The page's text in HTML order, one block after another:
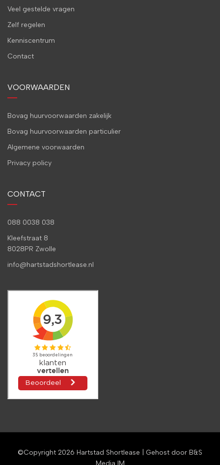
Veel gestelde vragen
Zelf regelen
Kenniscentrum
Contact
VOORWAARDEN
Bovag huurvoorwaarden zakelijk
Bovag huurvoorwaarden particulier
Algemene voorwaarden
Privacy policy
CONTACT
088 0038 038
Kleefstraat 8
8028PR Zwolle
info@hartstadshortlease.nl
©Copyright 2026 Hartstad Shortlease | Gehost door B&S